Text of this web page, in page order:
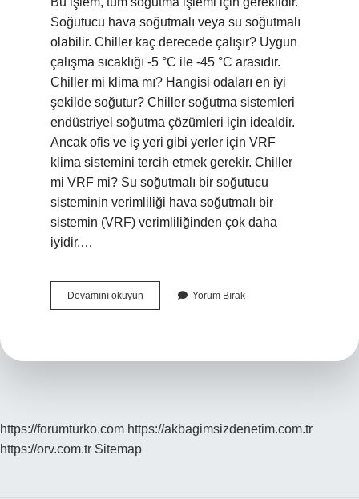
Soğutucu hava soğutmalı veya su soğutmalı
olabilir. Chiller kaç derecede çalışır? Uygun
çalışma sıcaklığı -5 °C ile -45 °C arasıdır.
Chiller mi klima mı? Hangisi odaları en iyi
şekilde soğutur? Chiller soğutma sistemleri
endüstriyel soğutma çözümleri için idealdir.
Ancak ofis ve iş yeri gibi yerler için VRF
klima sistemini tercih etmek gerekir. Chiller
mi VRF mi? Su soğutmalı bir soğutucu
sisteminin verimliliği hava soğutmalı bir
sistemin (VRF) verimliliğinden çok daha
iyidir.…
Devamını okuyun
Isıtma
Yorum Bırak
https://forumturko.com https://akbagimsizdenetim.com.tr
https://orv.com.tr Sitemap